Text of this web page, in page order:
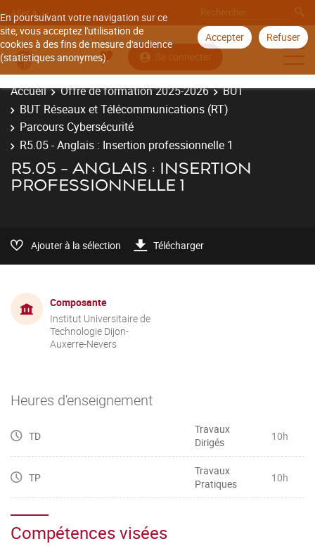
En poursuivant votre navigation sur ce
site, vous acceptez l'utilisation de
cookies à des fins de mesure d'audience
(statistiques anonymes).
Accepter Refuser
Aller à
Se connecter
Accueil Offre de formation 2025-2026
BUT
BUT Réseaux et Télécommunications (RT)
Parcours Cybersécurité
R5.05 - Anglais : Insertion professionnelle 1
R5.05 - ANGLAIS : INSERTION
PROFESSIONNELLE 1
Ajouter à la sélection Télécharger
Composante
Institut Universitaire de
Technologie Dijon-
Auxerre-Nevers
Heures d'enseignement
TD
Travaux
Dirigés
10h
TP
Travaux
Pratiques
10h
Compétences visées